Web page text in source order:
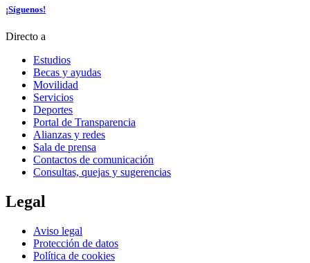
¡Síguenos!
Directo a
Estudios
Becas y ayudas
Movilidad
Servicios
Deportes
Portal de Transparencia
Alianzas y redes
Sala de prensa
Contactos de comunicación
Consultas, quejas y sugerencias
Legal
Aviso legal
Protección de datos
Política de cookies